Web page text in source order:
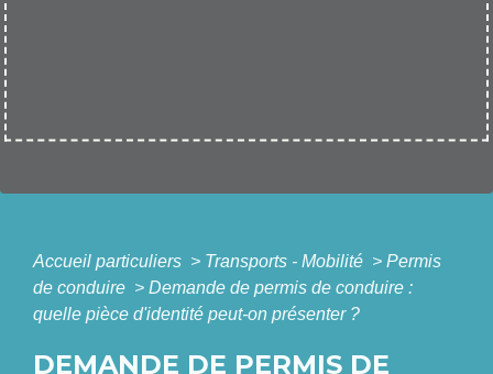
Accueil particuliers > Transports - Mobilité > Permis
de conduire > Demande de permis de conduire :
quelle pièce d'identité peut-on présenter ?
DEMANDE DE PERMIS DE